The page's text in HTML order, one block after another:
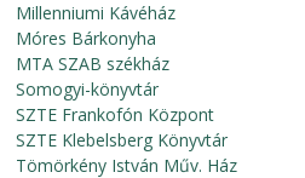
Millenniumi Kávéház
Móres Bárkonyha
MTA SZAB székház
Somogyi-könyvtár
SZTE Frankofón Központ
SZTE Klebelsberg Könyvtár
Tömörkény István Műv. Ház